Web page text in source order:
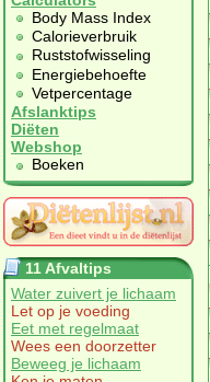
Body Mass Index
Calorieverbruik
Ruststofwisseling
Energiebehoefte
Vetpercentage
Afslanktips
Diëten
Webshop
Boeken
11 Afvaltips
Water zuivert je lichaam
Let op je voeding
Eet met regelmaat
Wees een doorzetter
Beweeg je lichaam